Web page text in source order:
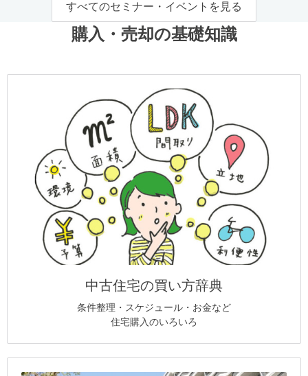
すべてのセミナー・イベントを見る
購入・売却の基礎知識
中古住宅の買い方辞典
条件整理・スケジュール・お金など
住宅購入のいろいろ